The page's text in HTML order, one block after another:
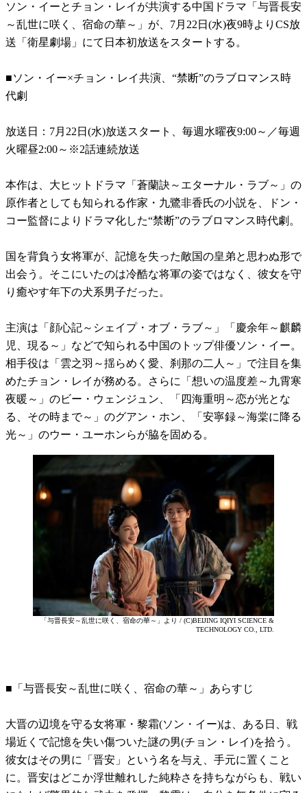
ソン・イーとチョン・レイが共演する中国ドラマ「与晋長安
～乱世に咲く、宿命の華～」が、7月22日(水)夜9時よりCS放
送「衛星劇場」にて日本初放送をスタートする。
■ソン・イー×チョン・レイ共演、“禁断”のラブロマンス時
代劇
放送日：7月22日(水)放送スタート、毎週水曜夜9:00～／毎週
火曜昼2:00～※2話連続放送
本作は、大ヒットドラマ「蒼蘭訣～エターナル・ラブ～」の
原作者としても知られる作家・九鷺非香氏の小説を、ドン・
コー監督によりドラマ化した“禁断”のラブロマンス時代劇。
国を背負う女将軍が、記憶を失った敵国の皇弟と思わぬ形で
出会う。そこにいたのは冷酷な将軍の姿ではなく、彼女を守
り癒やす年下の犬系男子だった。
主演は「顔心記～シェイプ・オブ・ラブ～」「慶余年～麒麟
児、現る～」などで知られる中国のトップ俳優ソン・イー。
相手役は「雲之羽～揺らめく愛、刹那の二人～」で注目を集
めたチョン・レイが務める。さらに「想いの温度差～九霄寒
夜暖～」のビー・ウェンジュン、「四海重明～恋が光とな
る、その時まで～」のグアン・ホン、「安寧録～海棠に降る
光～」のウー・ユーホンらが脇を固める。
「与晋長安～乱世に咲く、宿命の華～」より / (C)BEIJING IQIYI SCIENCE &
TECHNOLOGY CO., LTD.
■「与晋長安～乱世に咲く、宿命の華～」あらすじ
大晋の辺境を守る女将軍・黎霜(ソン・イー)は、ある日、戦
場近くで記憶を失い傷ついた謎の男(チョン・レイ)を拾う。
彼女はその男に「晋安」という名を与え、手元に置くこと
に。晋安はどこか浮世離れした純粋さを持ちながらも、戦い